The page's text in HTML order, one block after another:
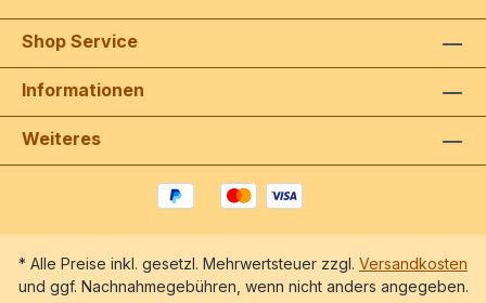
Shop Service
Informationen
Weiteres
* Alle Preise inkl. gesetzl. Mehrwertsteuer zzgl. Versandkosten
und ggf. Nachnahmegebühren, wenn nicht anders angegeben.